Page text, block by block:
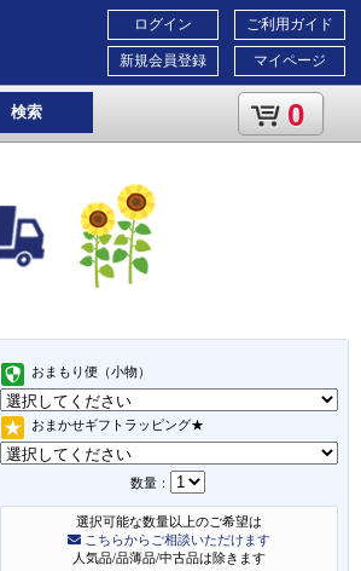
ご利用ガイド
マイページ
ログイン
新規会員登録
検索 0
おまもり便（小物）
おまかせギフトラッピング★
数量：
選択可能な数量以上のご希望は
こちらからご相談いただけます
人気品/品薄品/中古品は除きます